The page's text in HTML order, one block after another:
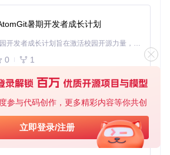
参与代码创作，更多精彩内容等你共创
立即登录/注册
= CONVERT_RAW_TO_CELSIUS(raw_data);
对温度变化"秒响应"
的中断功能。我们需要设置传感器的温
中断处理函数：
= CONVERT_CELSIUS_TO_RAW(threshold);
+
暑期开发者成长计划
「源启盛夏」暑期校园开发者成长计划旨在激活校园开源力量，通过积分激励、认证扶持、资源倾斜等形式，引导高校组织和开发者完成「入驻 — 建项目 — 做贡献 — 获认证 — 得资源」的完整闭环。无论你是想带领社团入驻平台的组织者，还是希望用代码贡献证明自己的开发者，都能在这里找到属于你的成长路径。
0 1
基于Python的Xiaozhi AI，适用于想要完整Xiaozhi体验而无需拥有专用硬件的用户。
1